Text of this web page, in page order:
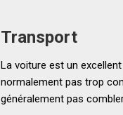
Transport
La voiture est un
normalement pas trop
généralement pas